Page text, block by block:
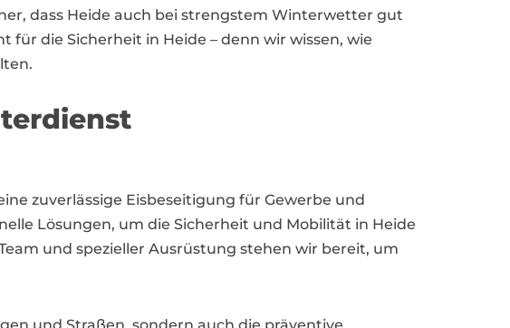
dass Heide auch bei strengstem Winterwetter gut
die Sicherheit in Heide – denn wir wissen, wie
zuverlässige Eisbeseitigung für Gewerbe und
Lösungen, um die Sicherheit und Mobilität in Heide
und spezieller Ausrüstung stehen wir bereit, um